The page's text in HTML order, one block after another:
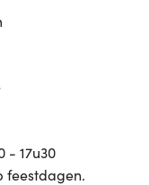
- 17u30
feestdagen.